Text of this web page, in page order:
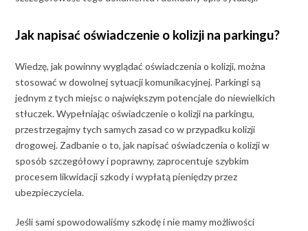
Jak napisać oświadczenie o kolizji na parkingu?
Wiedzę, jak powinny wyglądać oświadczenia o kolizji, można
stosować w dowolnej sytuacji komunikacyjnej. Parkingi są
jednym z tych miejsc o największym potencjale do niewielkich
stłuczek. Wypełniając oświadczenie o kolizji na parkingu,
przestrzegajmy tych samych zasad co w przypadku kolizji
drogowej. Zadbanie o to, jak napisać oświadczenia o kolizji w
sposób szczegółowy i poprawny, zaprocentuje szybkim
procesem likwidacji szkody i wypłatą pieniędzy przez
ubezpieczyciela.
Jeśli sami spowodowaliśmy szkodę i nie mamy możliwości